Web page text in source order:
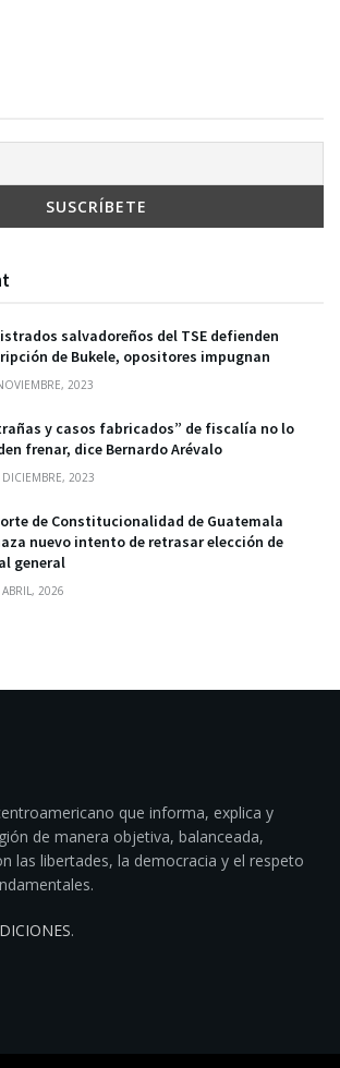
salvadoreños del TSE defienden
de Bukele, opositores impugnan
2023
y casos fabricados” de fiscalía no lo
frenar, dice Bernardo Arévalo
2023
de Constitucionalidad de Guatemala
nuevo intento de retrasar elección de
general
2026
que informa, explica y
de manera objetiva, balanceada,
las libertades, la democracia y el respeto
.